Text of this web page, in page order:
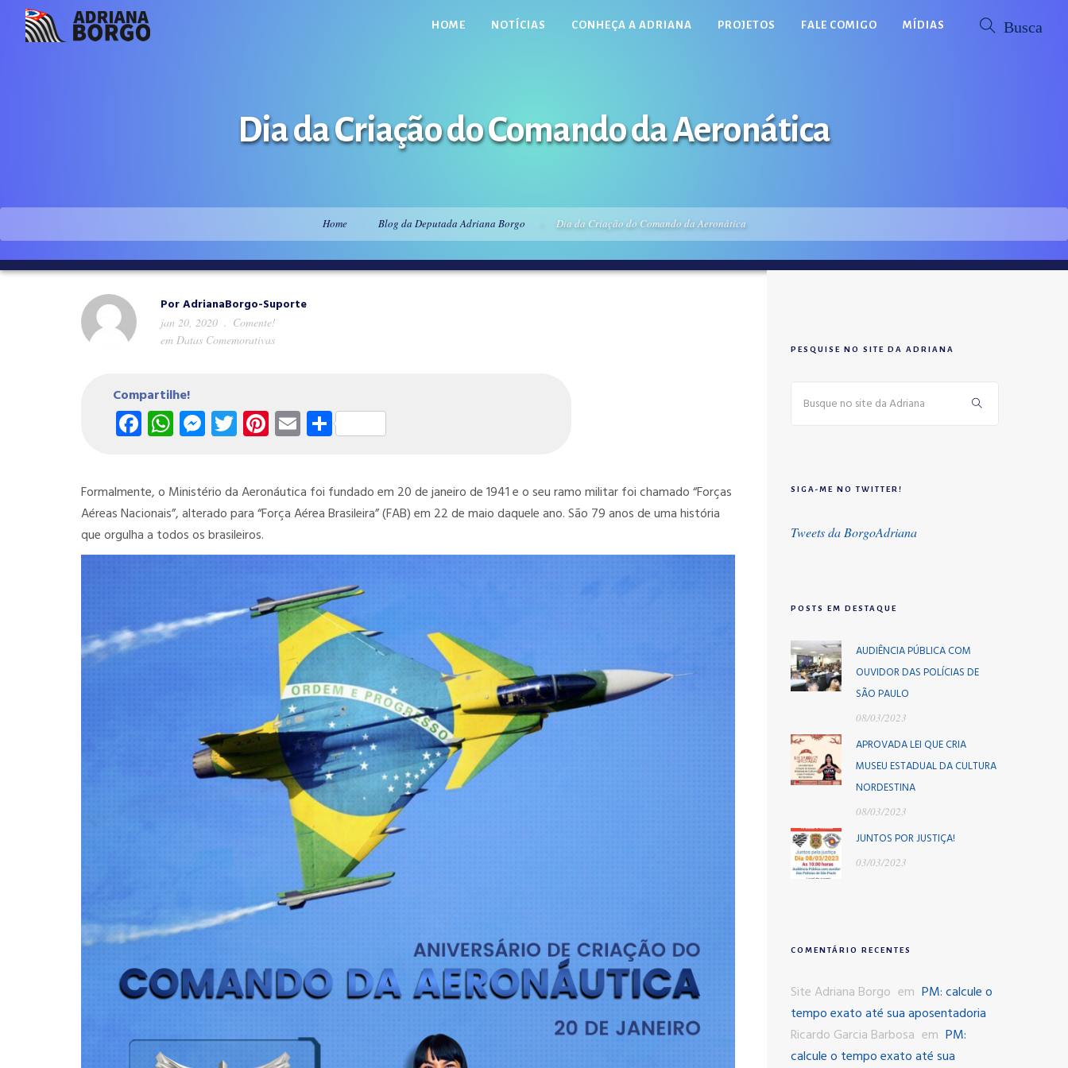
HOME NOTÍCIAS CONHEÇA A ADRIANA PROJETOS FALE COMIGO MÍDIAS
Dia da Criação do Comando da Aeronática
Home Blog da Deputada Adriana Borgo Dia da Criação do Comando da Aeronática
PorAdrianaBorgo-Suporte
jan 20, 2020
Comente!
em Datas Comemorativas
Compartilhe!
Facebook
WhatsApp
Messenger
Twitter
Pinterest
Email
Share
Formalmente, o Ministério da Aeronáutica foi fundado em 20 de janeiro de 1941 e o seu ramo militar foi chamado “Forças
Aéreas Nacionais”, alterado para “Força Aérea Brasileira” (FAB) em 22 de maio daquele ano. São 79 anos de uma história
que orgulha a todos os brasileiros.
PESQUISE NO SITE DA ADRIANA
SIGA-ME NO TWITTER!
Tweets da BorgoAdriana
POSTS EM DESTAQUE
AUDIÊNCIA PÚBLICA COM
OUVIDOR DAS POLÍCIAS DE
SÃO PAULO
08/03/2023
APROVADA LEI QUE CRIA
MUSEU ESTADUAL DA CULTURA
NORDESTINA
08/03/2023
JUNTOS POR JUSTIÇA!
03/03/2023
COMENTÁRIO RECENTES
Site Adriana Borgo em PM: calcule o
tempo exato até sua aposentadoria
Ricardo Garcia Barbosa em PM:
calcule o tempo exato até sua